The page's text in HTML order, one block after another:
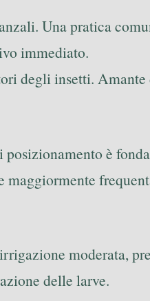
Una pratica
immediato.
degli insetti.
posizionamento è
moderata,
delle larve.